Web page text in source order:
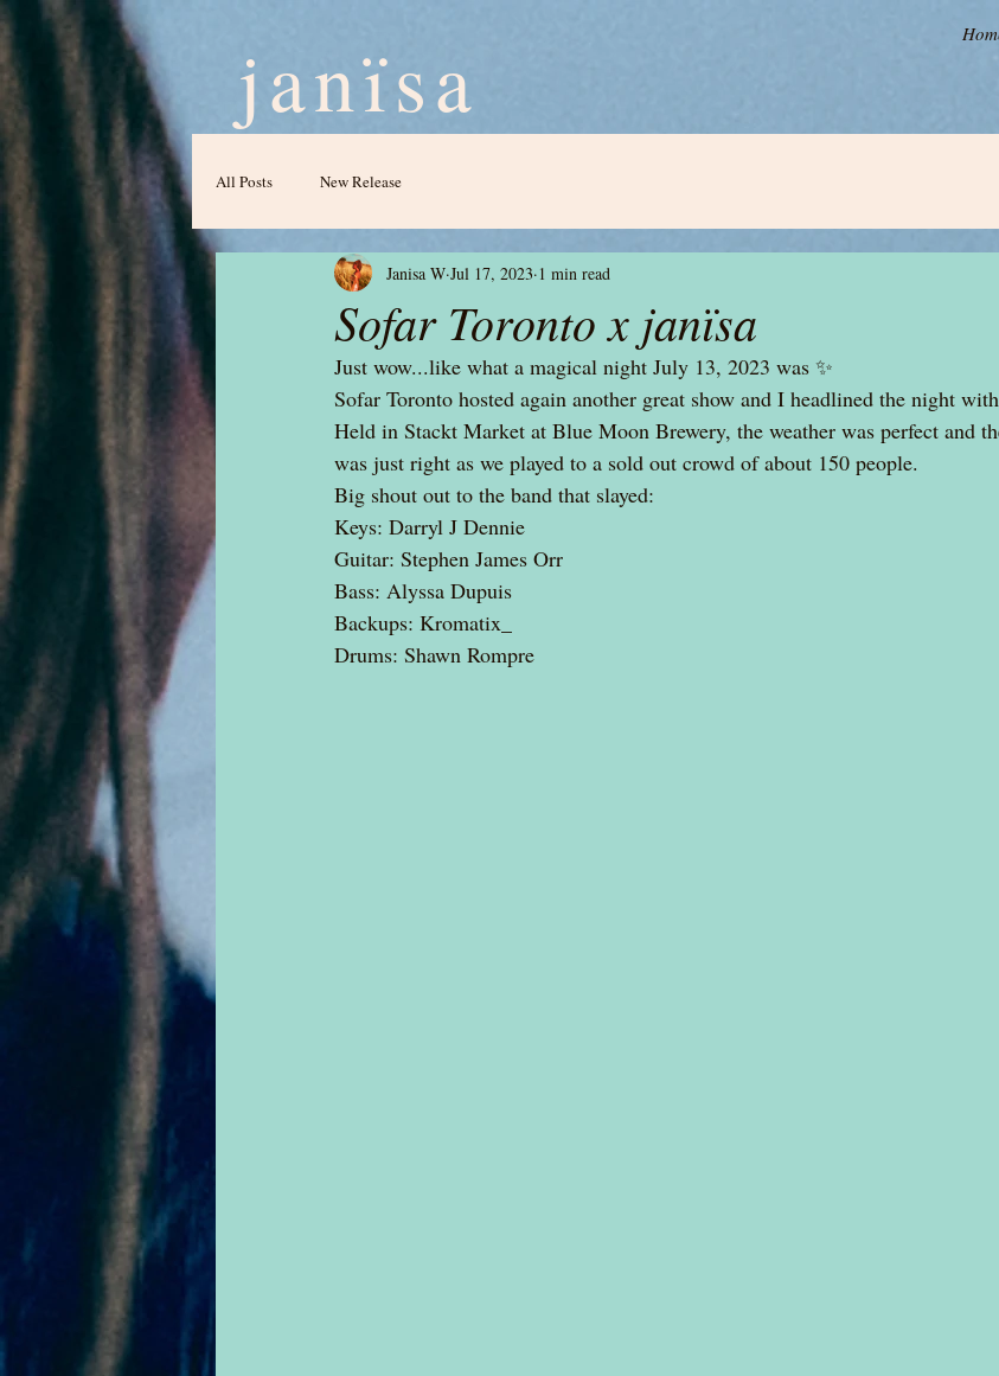
janïsa
All Posts New Release
Sofar Toronto x janïsa
Janisa W Jul 17, 2023 1 min read
Just wow...like what a magical night July 13, 2023 was ✨️
Sofar Toronto hosted again another great show and I headlined the night
Held in Stackt Market at Blue Moon Brewery, the weather was perfect and
was just right as we played to a sold out crowd of about 150 people.
Big shout out to the band that slayed:
Keys: Darryl J Dennie
Guitar: Stephen James Orr
Bass: Alyssa Dupuis
Backups: Kromatix_
Drums: Shawn Rompre